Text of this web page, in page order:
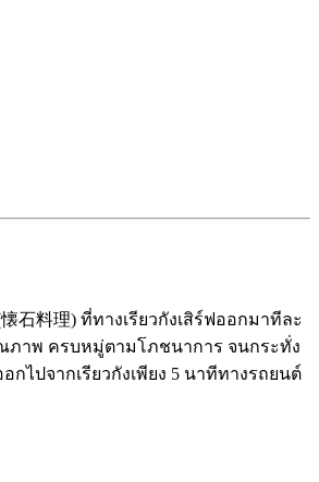
石料理) ที่ทางเรียวกังเสิร์ฟออกมาทีละ
ภาพ ครบหมู่ตามโภชนาการ จนกระทั่ง
ไปจากเรียวกังเพียง 5 นาทีทางรถยนต์